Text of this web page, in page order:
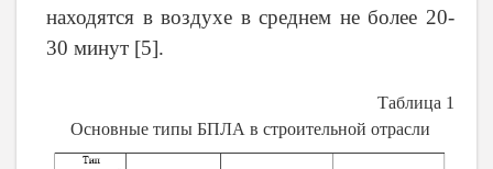
находятся в воздухе в среднем не более 20-
30 минут [5].
Таблица 1
Основные типы БПЛА в строительной отрасли